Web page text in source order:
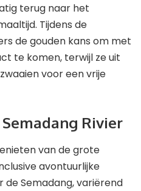
terug naar het
Tijdens de
de gouden kans om met
te komen, terwijl ze uit
voor een vrije
Rivier
van de grote
avontuurlijke
Semadang, variërend